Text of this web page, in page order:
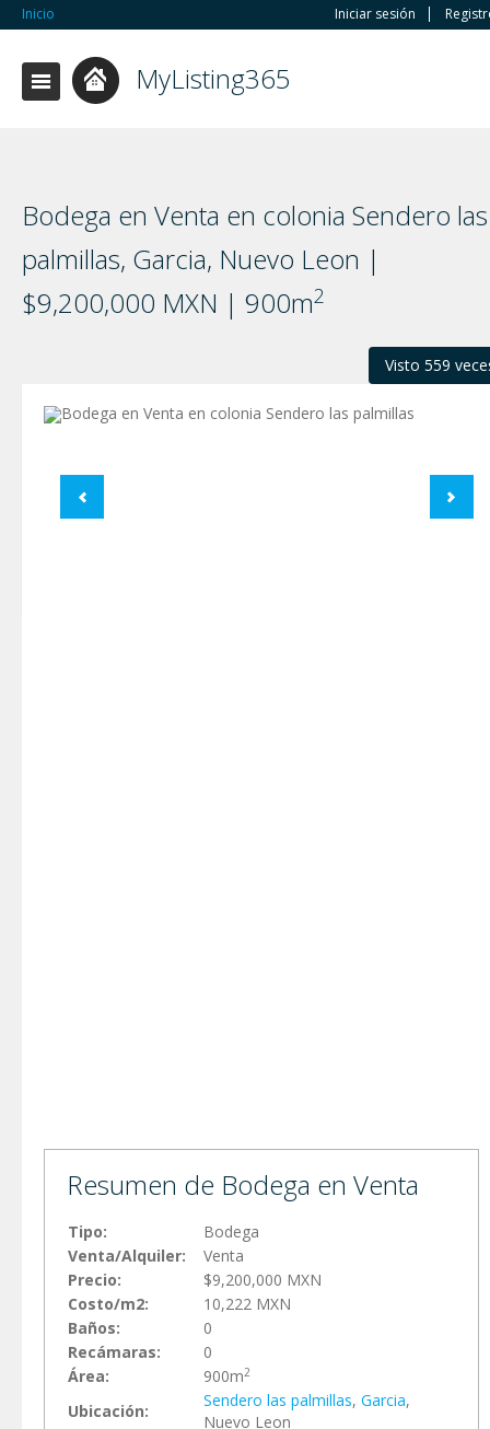
Inicio Iniciar sesión
MyListing365
Bodega en Venta en colonia Sendero las
palmillas, Garci­a, Nuevo Leon |
$9,200,000 MXN | 900m2
Visto 559
Resumen de Bodega en Venta
Tipo:
Bodega
Venta/Alquiler:
Venta
Precio:
$9,200,000 MXN
Costo/m2:
10,222 MXN
Baños:
0
Recámaras:
0
Área:
900m2
Ubicación:
Sendero las palmillas, Garci­a,
Nuevo Leon